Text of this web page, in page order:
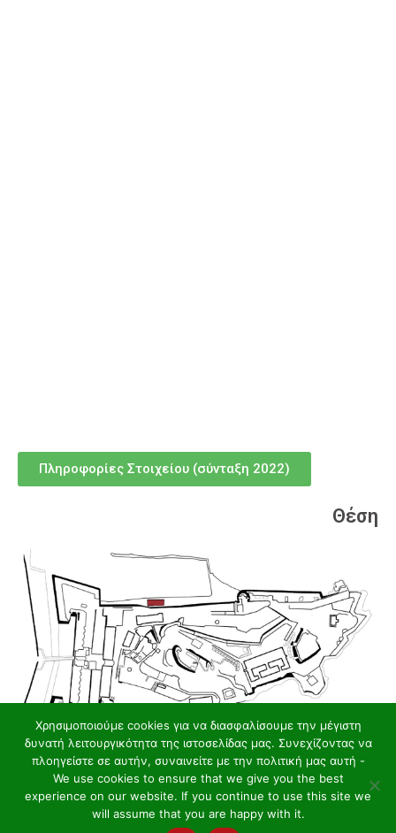
Πληροφορίες Στοιχείου (σύνταξη 2022)
Θέση
Χρησιμοποιούμε cookies για να διασφαλίσουμε την μέγιστη
δυνατή λειτουργικότητα της ιστοσελίδας μας. Συνεχίζοντας να
πλοηγείστε σε αυτήν, συναινείτε με την πολιτική μας αυτή -
We use cookies to ensure that we give you the best
experience on our website. If you continue to use this site we
will assume that you are happy with it.